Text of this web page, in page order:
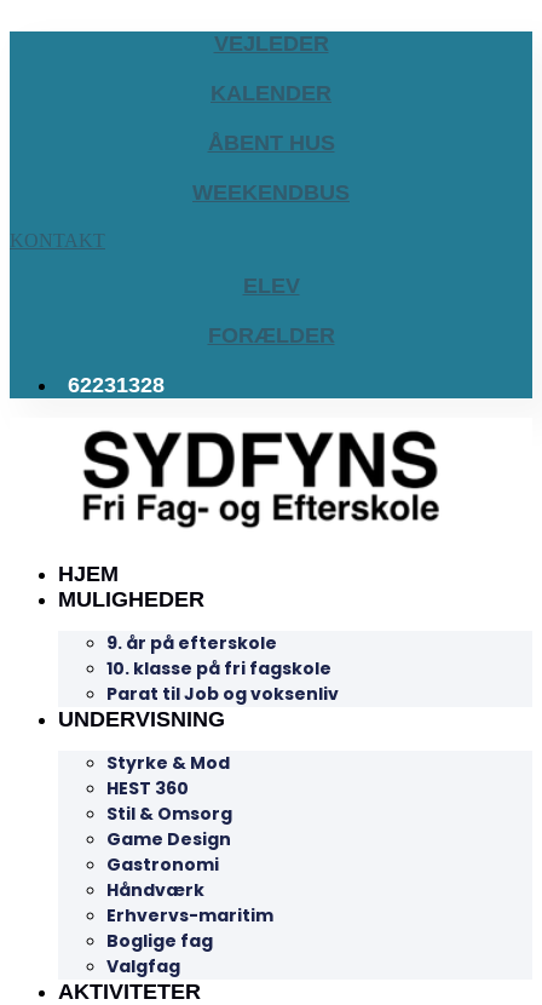
VEJLEDER
KALENDER
ÅBENT HUS
WEEKENDBUS
KONTAKT
ELEV
FORÆLDER
62231328
HJEM
MULIGHEDER
9. år på efterskole
10. klasse på fri fagskole
Parat til Job og voksenliv
UNDERVISNING
Styrke & Mod
HEST 360
Stil & Omsorg
Game Design
Gastronomi
Håndværk
Erhvervs-maritim
Boglige fag
Valgfag
AKTIVITETER